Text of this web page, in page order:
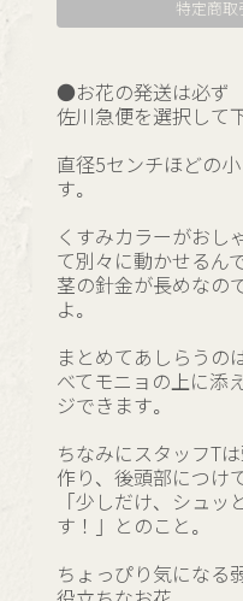
特定商取
●お花の発送は必ず
佐川急便を選択して
直径5センチほどの
す。
くすみカラーがおし
て別々に動かせるん
茎の針金が長めなの
よ。
まとめてあしらうの
べてモニョの上に添
ジできます。
ちなみにスタッフT
作り、後頭部につけ
「少しだけ、シュッ
す！」とのこと。
ちょっぴり気になる